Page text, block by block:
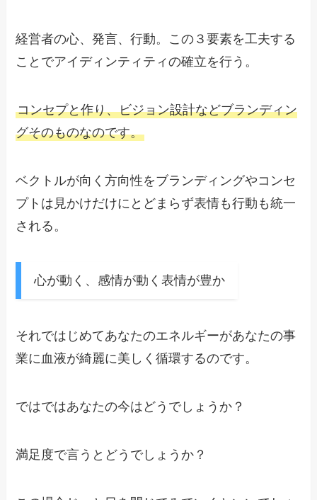
経営者の心、発言、行動。この３要素を工夫する
ことでアイディンティティの確立を行う。
コンセプと作り、ビジョン設計などブランディン
グそのものなのです。
ベクトルが向く方向性をブランディングやコンセ
プトは見かけだけにとどまらず表情も行動も統一
される。
心が動く、感情が動く表情が豊か
それではじめてあなたのエネルギーがあなたの事
業に血液が綺麗に美しく循環するのです。
ではではあなたの今はどうでしょうか？
満足度で言うとどうでしょうか？